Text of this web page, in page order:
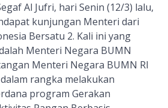
Al Jufri, hari Senin (12/3) lalu,
kunjungan Menteri dari
Bersatu 2. Kali ini yang
Menteri Negara BUMN
Menteri Negara BUMN RI
rangka melakukan
program Gerakan